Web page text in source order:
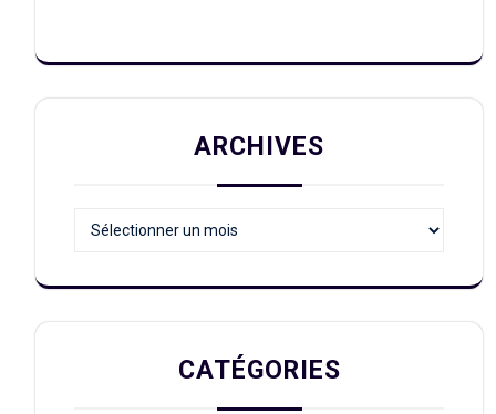
ARCHIVES
CATÉGORIES